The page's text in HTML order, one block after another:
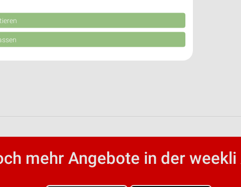
mehr Angebote in der weekli
von Daten aus verschiedenen